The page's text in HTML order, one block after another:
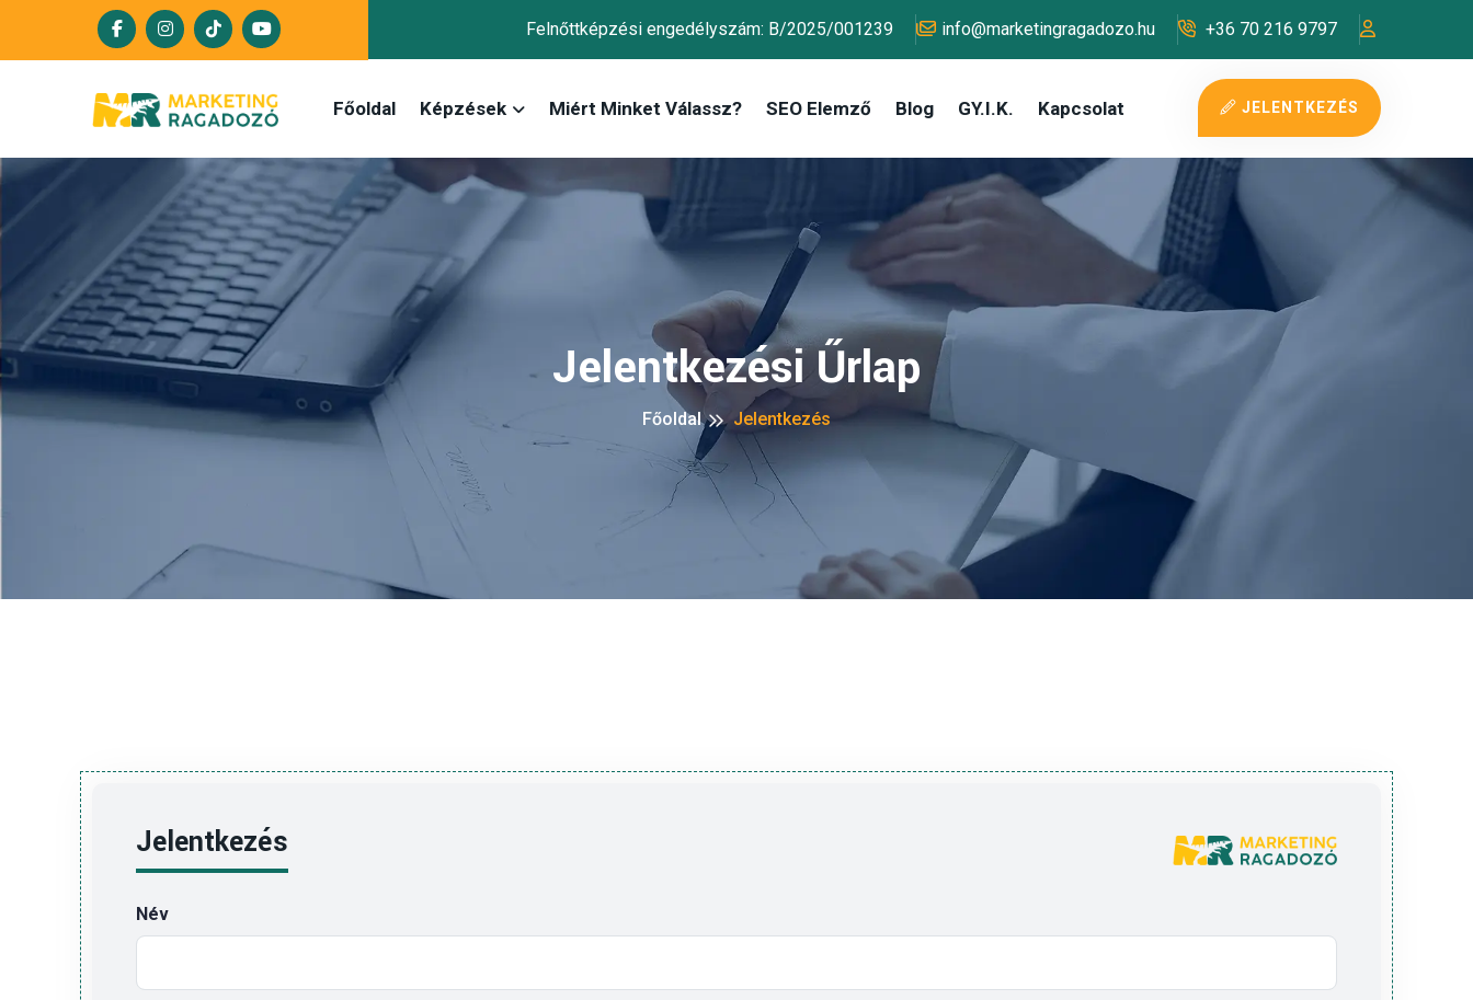
Felnőttképzési engedélyszám: B/2025/001239 info@marketingragadozo.hu +36 70 216 9797
Főoldal Képzések Miért Minket Válassz? SEO Elemző Blog GY.I.K. Kapcsolat JELENTKEZÉS
Jelentkezési Űrlap
Főoldal Jelentkezés
Jelentkezés
Név